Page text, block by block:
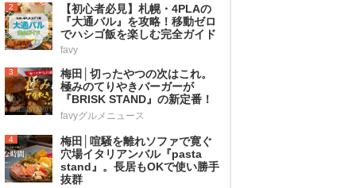
2
【初心者必見】札幌・4PLAの
『大通バル』を攻略！移動ゼロ
でハシゴ飯を楽しむ完全ガイド
favy
3
梅田│切ったやつの次はこれ。
極みのてりやきバーガーが
『BRISK STAND』の新定番！
favyグルメニュース
4
梅田│喧騒を離れソファで寛ぐ
穴場イタリアンバル『pasta
stand』。長居もOKで使い勝手
抜群